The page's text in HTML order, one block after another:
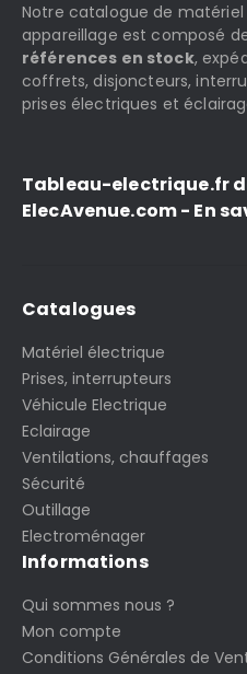
Notre catalogue de
appareillage est composé
références en stock,
coffrets, disjoncteurs,
prises électriques et
Tableau-electrique.fr
ElecAvenue.com - En
Catalogues
Matériel électrique
Prises, interrupteurs
Véhicule Electrique
Eclairage
Ventilations, chauffages
Sécurité
Outillage
Electroménager
Informations
Qui sommes nous ?
Mon compte
Conditions Générales de